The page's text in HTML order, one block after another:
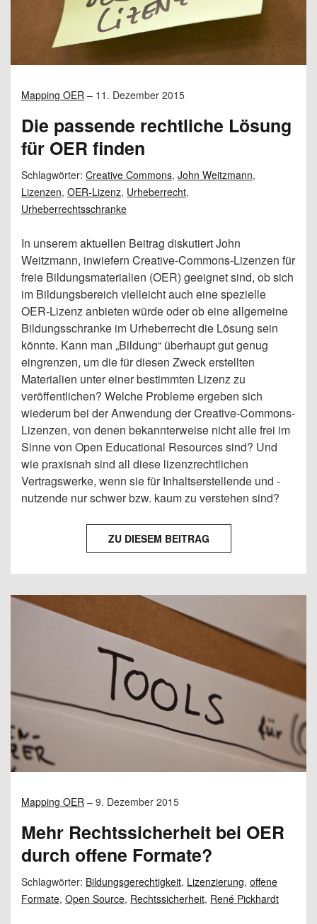
Mapping OER – 11. Dezember 2015
Die passende rechtliche Lösung
für OER finden
Schlagwörter: Creative Commons, John Weitzmann,
Lizenzen, OER-Lizenz, Urheberrecht,
Urheberrechtsschranke
In unserem aktuellen Beitrag diskutiert John
Weitzmann, inwiefern Creative-Commons-Lizenzen für
freie Bildungsmaterialien (OER) geeignet sind, ob sich
im Bildungsbereich vielleicht auch eine spezielle
OER-Lizenz anbieten würde oder ob eine allgemeine
Bildungsschranke im Urheberrecht die Lösung sein
könnte. Kann man „Bildung“ überhaupt gut genug
eingrenzen, um die für diesen Zweck erstellten
Materialien unter einer bestimmten Lizenz zu
veröffentlichen? Welche Probleme ergeben sich
wiederum bei der Anwendung der Creative-Commons-
Lizenzen, von denen bekannterweise nicht alle frei im
Sinne von Open Educational Resources sind? Und
wie praxisnah sind all diese lizenzrechtlichen
Vertragswerke, wenn sie für Inhaltserstellende und -
nutzende nur schwer bzw. kaum zu verstehen sind?
ZU DIESEM BEITRAG
Mapping OER – 9. Dezember 2015
Mehr Rechtssicherheit bei OER
durch offene Formate?
Schlagwörter: Bildungsgerechtigkeit, Lizenzierung, offene
Formate, Open Source, Rechtssicherheit, René Pickhardt